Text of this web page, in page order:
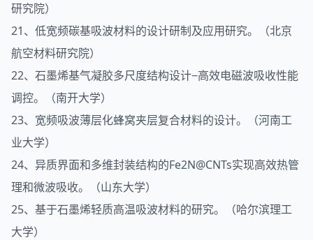
研究院）
21、低宽频碳基吸波材料的设计研制及应用研究。（北京
航空材料研究院）
22、石墨烯基气凝胶多尺度结构设计−高效电磁波吸收性能
调控。（南开大学）
23、宽频吸波薄层化蜂窝夹层复合材料的设计。（河南工
业大学）
24、异质界面和多维封装结构的Fe2N@CNTs实现高效热管
理和微波吸收。（山东大学）
25、基于石墨烯轻质高温吸波材料的研究。（哈尔滨理工
大学）